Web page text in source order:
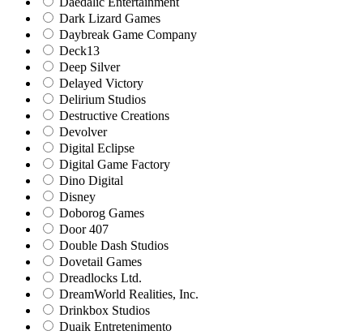
Dark Lizard Games
Daybreak Game Company
Deck13
Deep Silver
Delayed Victory
Delirium Studios
Destructive Creations
Devolver
Digital Eclipse
Digital Game Factory
Dino Digital
Disney
Doborog Games
Door 407
Double Dash Studios
Dovetail Games
Dreadlocks Ltd.
DreamWorld Realities, Inc.
Drinkbox Studios
Duaik Entretenimento